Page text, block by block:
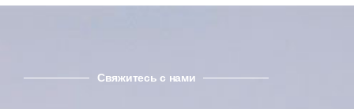
Свяжитесь с нами